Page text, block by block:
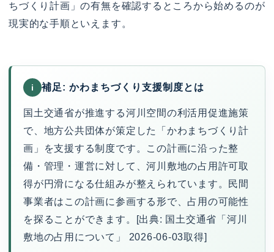
ちづくり計画」の有無を確認するところから始めるのが
現実的な手順といえます。
i 補足: かわまちづくり支援制度とは
国土交通省が推進する河川空間の利活用促進施策
で、地方公共団体が策定した「かわまちづくり計
画」を支援する制度です。この計画に沿った整
備・管理・運営に対して、河川敷地の占用許可取
得が円滑になる仕組みが整えられています。民間
事業者はこの計画に参画する形で、占用の可能性
を探ることができます。[出典: 国土交通省「河川
敷地の占用について」 2026-06-03取得]